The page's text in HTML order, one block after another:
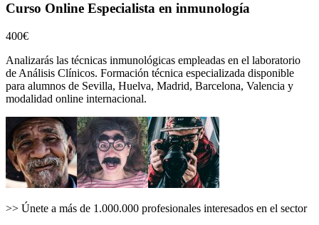
Curso Online Especialista en inmunología
400€
Analizarás las técnicas inmunológicas empleadas en el laboratorio
de Análisis Clínicos. Formación técnica especializada disponible
para alumnos de Sevilla, Huelva, Madrid, Barcelona, Valencia y
modalidad online internacional.
>> Únete a más de 1.000.000 profesionales interesados en el sector